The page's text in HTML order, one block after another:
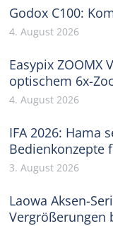
Godox C100:
4. August 2026
Easypix ZOOMX
optischem 6x-
4. August 2026
IFA 2026: Hama
Bedienkonzepte
3. August 2026
Laowa Aksen-
Vergrößerungen